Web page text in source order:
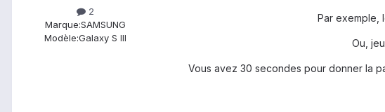
2
Marque:SAMSUNG
Modèle:Galaxy S III
Par exemple,
Ou,
Vous avez 30 secondes pour donner la